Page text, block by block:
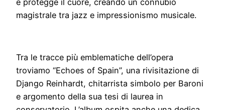
magistrale tra jazz e impressionismo musicale.
Tra le tracce più emblematiche dell’opera
troviamo “Echoes of Spain”, una rivisitazione di
Django Reinhardt, chitarrista simbolo per Baroni
e argomento della sua tesi di laurea in